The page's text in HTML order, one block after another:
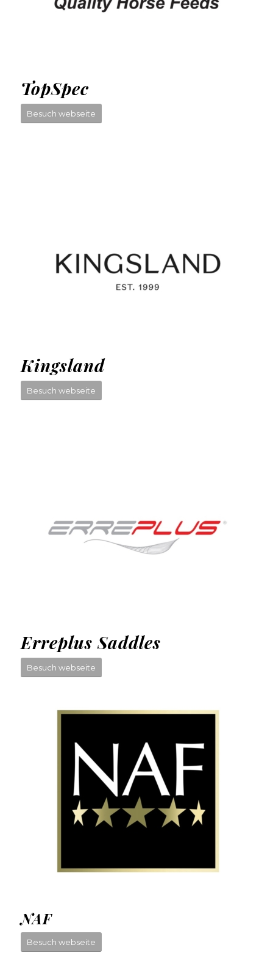
TopSpec
Besuch webseite
Kingsland
Besuch webseite
Erreplus Saddles
Besuch webseite
NAF
Besuch webseite